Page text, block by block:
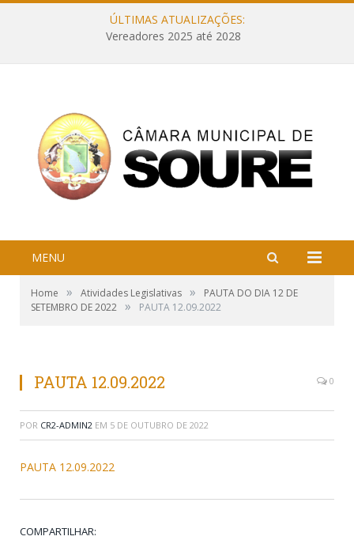
ÚLTIMAS ATUALIZAÇÕES:
Vereadores 2025 até 2028
MENU
Home » Atividades Legislativas »
PAUTA DO DIA 12 DE
SETEMBRO DE 2022 » PAUTA 12.09.2022
PAUTA 12.09.2022 0
POR CR2-ADMIN2 EM 5 DE OUTUBRO DE 2022
PAUTA 12.09.2022
COMPARTILHAR: